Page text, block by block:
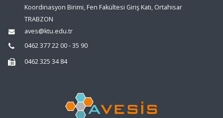
Koordinasyon Birimi, Fen Fakültesi Giriş Katı, Ortahisar
TRABZON
aves@ktu.edu.tr
0462 377 22 00 - 35 90
0462 325 34 84